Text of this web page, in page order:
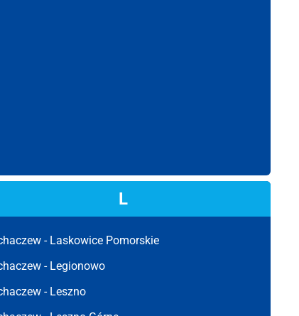
L
- Laskowice Pomorskie
- Legionowo
- Leszno